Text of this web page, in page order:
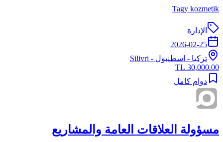
Tagy kozmetik
الإدارة
2026-02-25
تركيا - اسطنبول - Silivri
30,000.00 TL
دوام كامل
مسؤولة العلاقات العامة والمشاريع